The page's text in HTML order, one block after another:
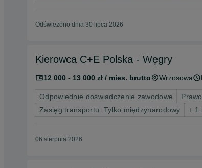
Odświeżono dnia 30 lipca 2026
Kierowca C+E Polska - Węgry
12 000 - 13 000 zł / mies. brutto Wrzosowa
Odpowiednie doświadczenie zawodowe
Zasięg transportu: Tylko międzynarodowy
+ 1
06 sierpnia 2026